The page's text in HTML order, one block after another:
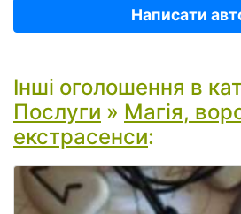
Написати
Інші оголошення в
Послуги » Магія,
екстрасенси: